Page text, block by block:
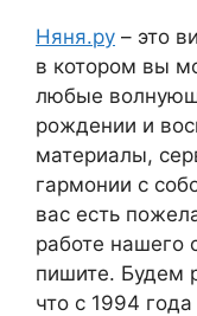
Няня.ру – это
в котором вы
любые
рождении и
материалы,
гармонии с
вас есть
работе нашего
пишите. Будем
что c 1994